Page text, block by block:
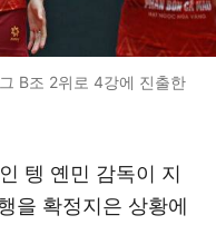
B조 2위로 4강에 진출한
텡 옌민 감독이 지
을 확정지은 상황에